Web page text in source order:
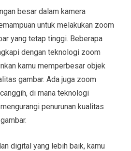
besar dalam kamera
untuk melakukan zoom
yang tetap tinggi. Beberapa
dengan teknologi zoom
kamu memperbesar objek
gambar. Ada juga zoom
di mana teknologi
penurunan kualitas
digital yang lebih baik, kamu